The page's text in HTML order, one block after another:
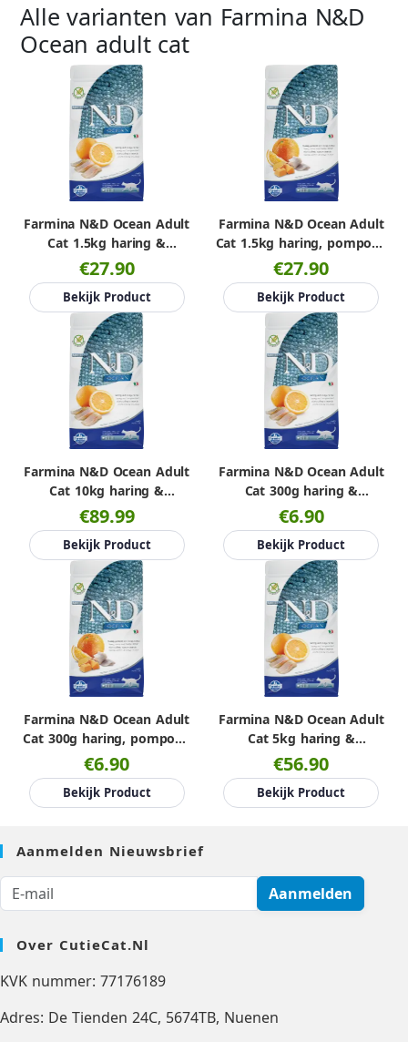
Alle varianten van Farmina N&D
Ocean adult cat
Farmina N&D Ocean Adult
Cat 1.5kg haring &
sinaasappel
€27.90
Bekijk Product
Farmina N&D Ocean Adult
Cat 1.5kg haring, pompoen
& sinaasappel
€27.90
Bekijk Product
Farmina N&D Ocean Adult
Cat 10kg haring &
sinaasappel
€89.99
Bekijk Product
Farmina N&D Ocean Adult
Cat 300g haring &
sinaasappel
€6.90
Bekijk Product
Farmina N&D Ocean Adult
Cat 300g haring, pompoen
& sinaasappel
€6.90
Bekijk Product
Farmina N&D Ocean Adult
Cat 5kg haring &
sinaasappel
€56.90
Bekijk Product
Aanmelden Nieuwsbrief
Aanmelden
Over CutieCat.nl
KVK nummer: 77176189
Adres: De Tienden 24C, 5674TB, Nuenen